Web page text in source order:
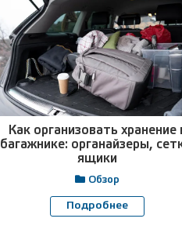
Как организовать хранение
багажнике: органайзеры,
ящики
Обзор
Подробнее